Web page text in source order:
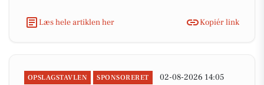
Læs hele artiklen her Kopiér link
OPSLAGSTAVLEN SPONSORERET 02-08-2026 14:05